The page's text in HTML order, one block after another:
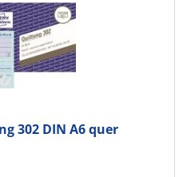
302 DIN A6 quer